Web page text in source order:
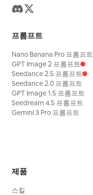
프롬프트
Nano Banana Pro 프롬프트
GPT Image 2 프롬프트
Seedance 2.5 프롬프트
Seedance 2.0 프롬프트
GPT Image 1.5 프롬프트
Seedream 4.5 프롬프트
Gemini 3 Pro 프롬프트
제품
스킬